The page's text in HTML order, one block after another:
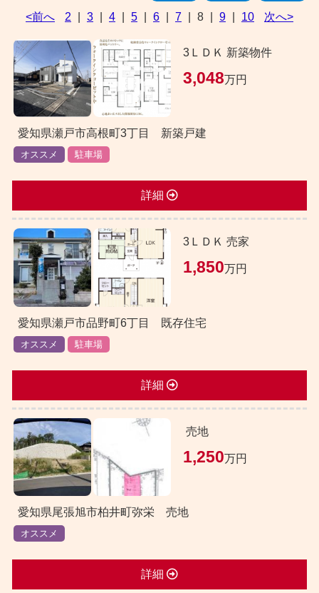
<前へ 2 3 4 5 6 7 8 9 10 次へ>
3ＬＤＫ 新築物件
3,048万円
愛知県瀬戸市高根町3丁目 新築戸建
オススメ 駐車場
詳細
3ＬＤＫ 売家
1,850万円
愛知県瀬戸市品野町6丁目 既存住宅
オススメ 駐車場
詳細
売地
1,250万円
愛知県尾張旭市柏井町弥栄 売地
オススメ
詳細